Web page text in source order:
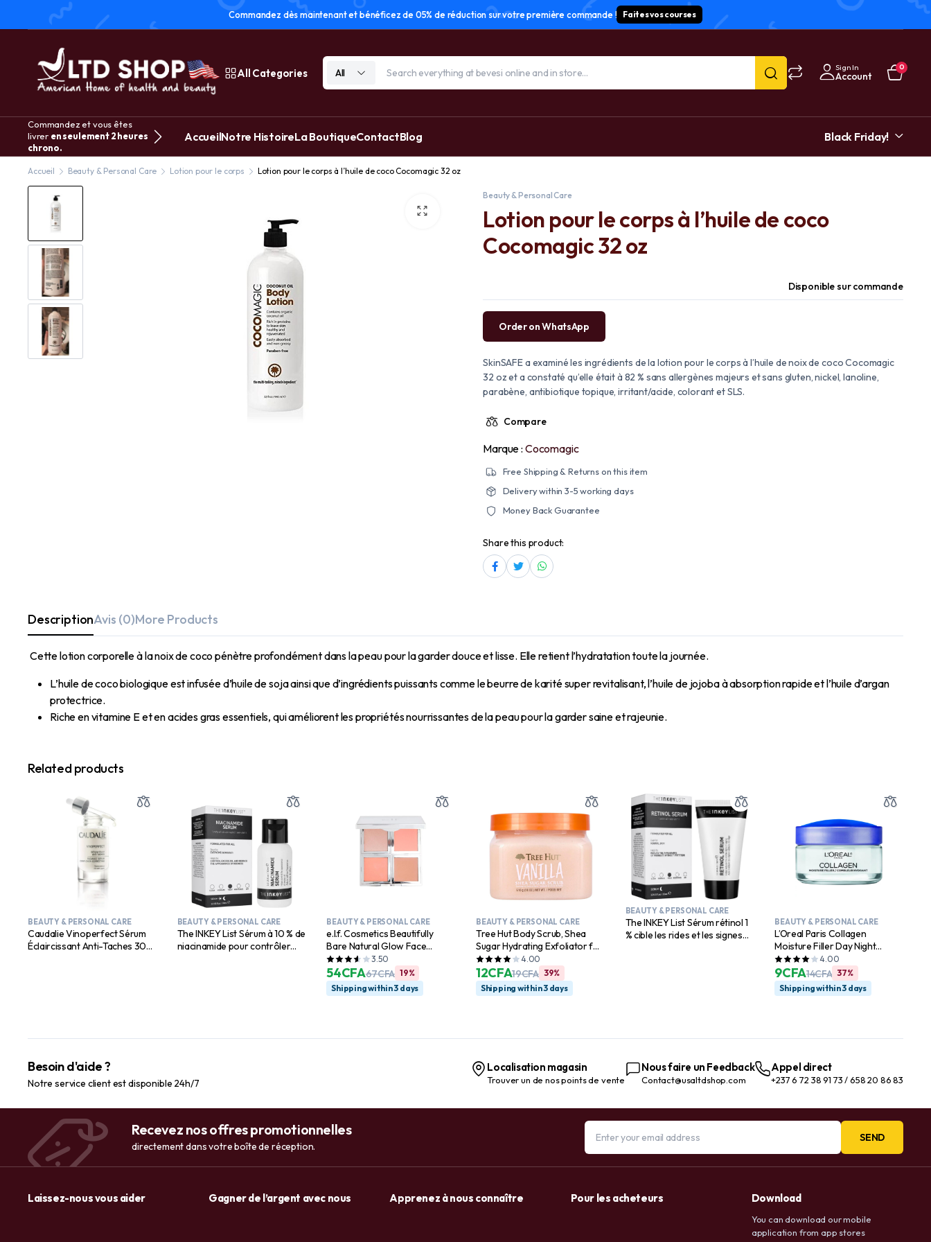
Commandez dès maintenant et bénéficez de 05% de réduction sur votre première commande ! Faites vos courses
All Categories All Sign In
Account
0
Commandez et vous êtes
livrer en seulement 2 heures
chrono.
AccueilNotre HistoireLa BoutiqueContactBlog Black Friday!
Accueil Beauty & Personal Care Lotion pour le corps Lotion pour le corps à l’huile de coco Cocomagic 32 oz
Beauty & Personal Care
Lotion pour le corps à l’huile de coco
Cocomagic 32 oz
Disponible sur commande
Order on WhatsApp
SkinSAFE a examiné les ingrédients de la lotion pour le corps à l’huile de noix de coco Cocomagic
32 oz et a constaté qu’elle était à 82 % sans allergènes majeurs et sans gluten, nickel, lanoline,
parabène, antibiotique topique, irritant/acide, colorant et SLS.
Compare
Marque : Cocomagic
Free Shipping & Returns on this item
Delivery within 3-5 working days
Money Back Guarantee
Share this product:
DescriptionAvis (0)More Products
Cette lotion corporelle à la noix de coco pénètre profondément dans la peau pour la garder douce et lisse. Elle retient l’hydratation toute la journée.
L’huile de coco biologique est infusée d’huile de soja ainsi que d’ingrédients puissants comme le beurre de karité super revitalisant, l’huile de jojoba à absorption rapide et l’huile d’argan
protectrice.
Riche en vitamine E et en acides gras essentiels, qui améliorent les propriétés nourrissantes de la peau pour la garder saine et rajeunie.
Related products
BEAUTY & PERSONAL CARE
Caudalie Vinoperfect Sérum
Éclaircissant Anti-Taches 30
BEAUTY & PERSONAL CARE
The INKEY List Sérum à 10 % de
niacinamide pour contrôler
BEAUTY & PERSONAL CARE
e.l.f. Cosmetics Beautifully
Bare Natural Glow Face
Palette
3.50
67CFA
54CFA
19%
Shipping within 3 days
BEAUTY & PERSONAL CARE
Tree Hut Body Scrub, Shea
Sugar Hydrating Exfoliator for
Softer, Smoother Skin, Vanilla,
18 oz
4.00
19CFA
12CFA
39%
Shipping within 3 days
BEAUTY & PERSONAL CARE
The INKEY List Sérum rétinol 1
% cible les rides et les signes
BEAUTY & PERSONAL CARE
L’Oreal Paris Collagen
Moisture Filler Day Night
Cream, 1.7 oz4.00
14CFA
9CFA
37%
Shipping within 3 days
Besoin d'aide ?
Notre service client est disponible 24h/7
Localisation magasin
Trouver un de nos points de vente
Nous faire un Feedback
Contact@usaltdshop.com
Appel direct
+237 6 72 38 91 73 / 658 20 86 83
Recevez nos offres promotionnelles
directement dans votre boîte de réception.
SEND
Laissez-nous vous aider Gagner de l’argent avec nous Apprenez à nous connaître Pour les acheteurs Download
You can download our mobile
application from app stores